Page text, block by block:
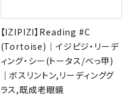
【IZIPIZI】Reading #C
(Tortoise)｜イジピジ・リーデ
ィング・シー(トータス/べっ甲)
｜ボスリントン,リーディンググ
ラス,既成老眼鏡